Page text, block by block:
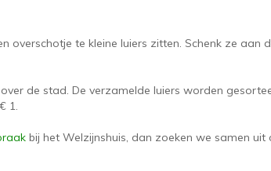
overschotje te kleine luiers zitten. Schenk ze aan
de stad. De verzamelde luiers worden
1.
bij het Welzijnshuis, dan zoeken we samen uit